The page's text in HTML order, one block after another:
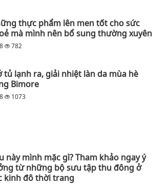
thực phẩm lên men tốt cho sức
mà mình nên bổ sung thường xuyên
782
tủ lạnh ra, giải nhiệt làn da mùa hè
Bimore
1073
này mình mặc gì? Tham khảo ngay ý
từ những bộ sưu tập thu đông ở
kinh đô thời trang